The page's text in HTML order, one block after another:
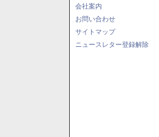
会社案内
お問い合わせ
サイトマップ
ニュースレター登録解除